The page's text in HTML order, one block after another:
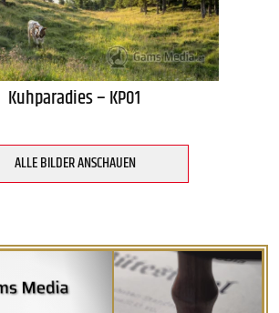
Kuhparadies – KP01
ALLE BILDER ANSCHAUEN